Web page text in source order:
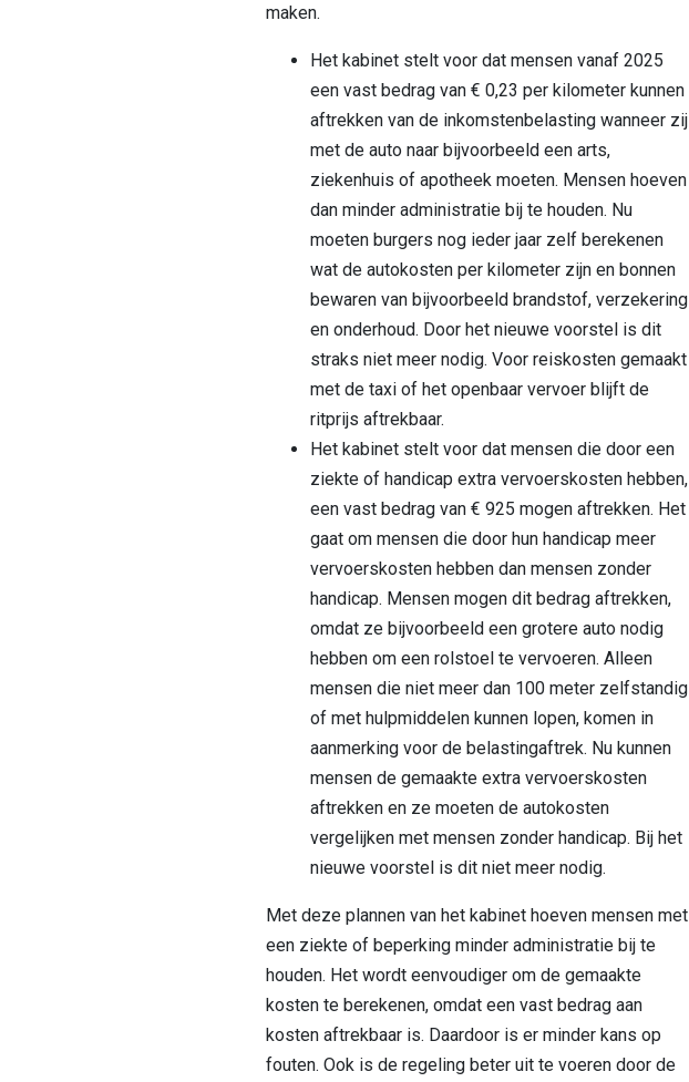
maken.
Het kabinet stelt voor dat mensen vanaf 2025
een vast bedrag van € 0,23 per kilometer kunnen
aftrekken van de inkomstenbelasting wanneer zij
met de auto naar bijvoorbeeld een arts,
ziekenhuis of apotheek moeten. Mensen hoeven
dan minder administratie bij te houden. Nu
moeten burgers nog ieder jaar zelf berekenen
wat de autokosten per kilometer zijn en bonnen
bewaren van bijvoorbeeld brandstof, verzekering
en onderhoud. Door het nieuwe voorstel is dit
straks niet meer nodig. Voor reiskosten gemaakt
met de taxi of het openbaar vervoer blijft de
ritprijs aftrekbaar.
Het kabinet stelt voor dat mensen die door een
ziekte of handicap extra vervoerskosten hebben,
een vast bedrag van € 925 mogen aftrekken. Het
gaat om mensen die door hun handicap meer
vervoerskosten hebben dan mensen zonder
handicap. Mensen mogen dit bedrag aftrekken,
omdat ze bijvoorbeeld een grotere auto nodig
hebben om een rolstoel te vervoeren. Alleen
mensen die niet meer dan 100 meter zelfstandig
of met hulpmiddelen kunnen lopen, komen in
aanmerking voor de belastingaftrek. Nu kunnen
mensen de gemaakte extra vervoerskosten
aftrekken en ze moeten de autokosten
vergelijken met mensen zonder handicap. Bij het
nieuwe voorstel is dit niet meer nodig.
Met deze plannen van het kabinet hoeven mensen met
een ziekte of beperking minder administratie bij te
houden. Het wordt eenvoudiger om de gemaakte
kosten te berekenen, omdat een vast bedrag aan
kosten aftrekbaar is. Daardoor is er minder kans op
fouten. Ook is de regeling beter uit te voeren door de